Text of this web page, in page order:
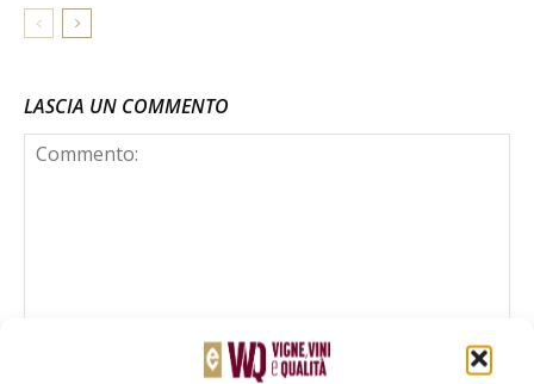
LASCIA UN COMMENTO